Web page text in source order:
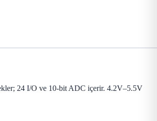
24 I/O ve 10-bit ADC içerir. 4.2V–5.5V